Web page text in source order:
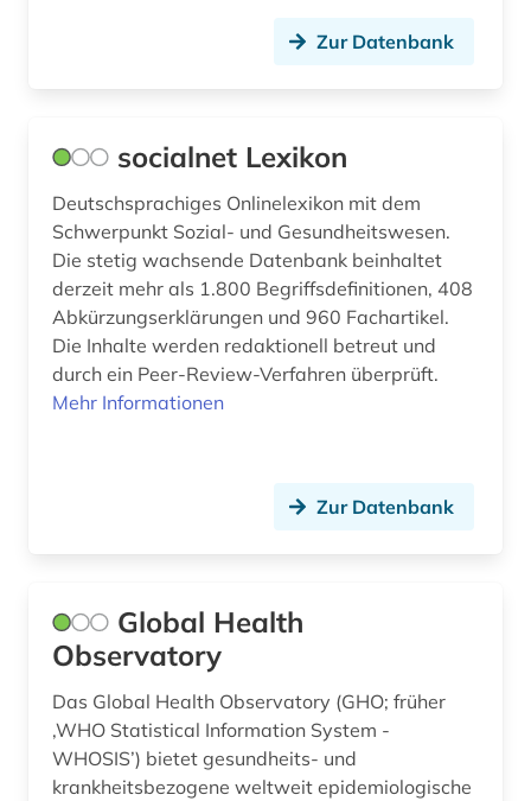
Zur Datenbank
socialnet Lexikon
Deutschsprachiges Onlinelexikon mit dem
Schwerpunkt Sozial- und Gesundheitswesen.
Die stetig wachsende Datenbank beinhaltet
derzeit mehr als 1.800 Begriffsdefinitionen, 408
Abkürzungserklärungen und 960 Fachartikel.
Die Inhalte werden redaktionell betreut und
durch ein Peer-Review-Verfahren überprüft.
Mehr Informationen
Zur Datenbank
Global Health
Observatory
Das Global Health Observatory (GHO; früher
‚WHO Statistical Information System -
WHOSIS’) bietet gesundheits- und
krankheitsbezogene weltweit epidemiologische